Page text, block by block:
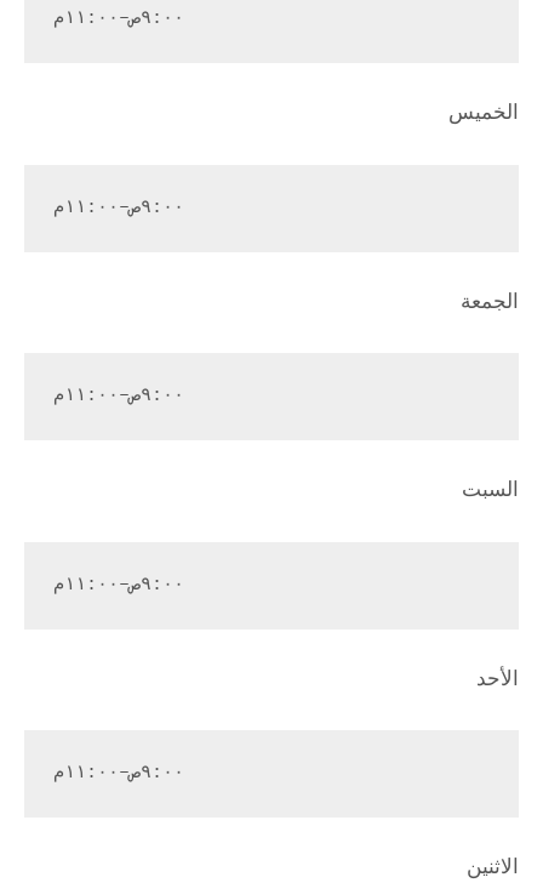
٩:٠٠ص–١١:٠٠م
الخميس
٩:٠٠ص–١١:٠٠م
الجمعة
٩:٠٠ص–١١:٠٠م
السبت
٩:٠٠ص–١١:٠٠م
الأحد
٩:٠٠ص–١١:٠٠م
الاثنين